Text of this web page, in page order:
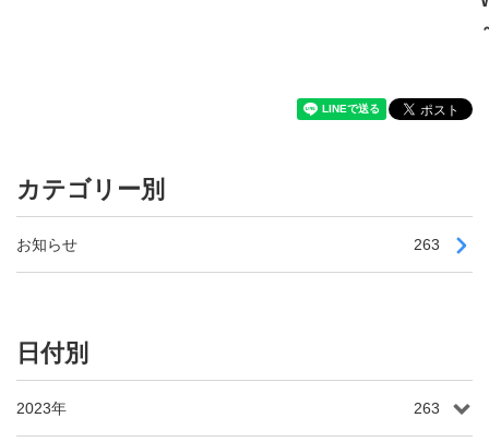
カテゴリー別
お知らせ 263
日付別
2023年 263